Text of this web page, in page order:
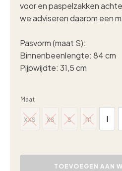
voor en paspelzakken
we adviseren daarom een
Pasvorm (maat S):
Binnenbeenlengte: 84 cm
Pijpwijdte: 31,5 cm
Maat
xxs
xxs
xs
xs
s
s
m
m
l
l
Lady
TOEVOEGEN AAN